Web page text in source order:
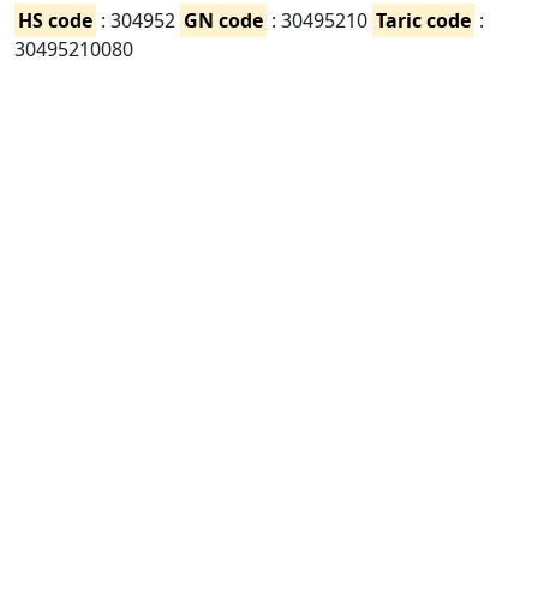
HS code : 304952 GN code : 30495210 Taric code :
30495210080